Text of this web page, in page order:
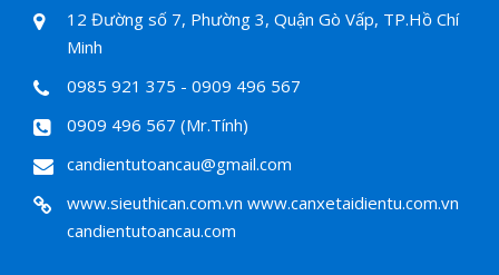
12 Đường số 7, Phường 3, Quận Gò Vấp, TP.Hồ Chí
Minh
0985 921 375 - 0909 496 567
0909 496 567 (Mr.Tính)
candientutoancau@gmail.com
www.sieuthican.com.vn www.canxetaidientu.com.vn
candientutoancau.com